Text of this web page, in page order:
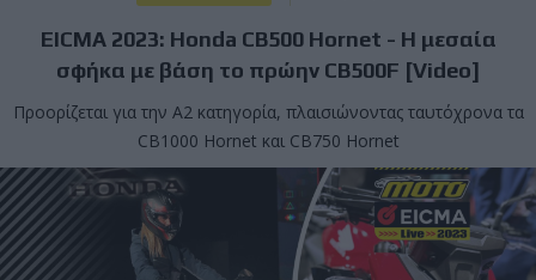
EICMA 2023: Honda CB500 Hornet - Η μεσαία
σφήκα με βάση το πρώην CB500F [Video]
Προορίζεται για την Α2 κατηγορία, πλαισιώνοντας ταυτόχρονα τα
CB1000 Hornet και CB750 Hornet